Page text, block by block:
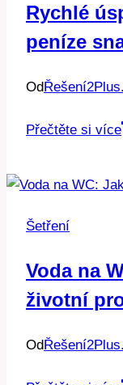
Rychlé
peníze
Od
Přečtěte si více
Šetření
Voda na
životní
Od